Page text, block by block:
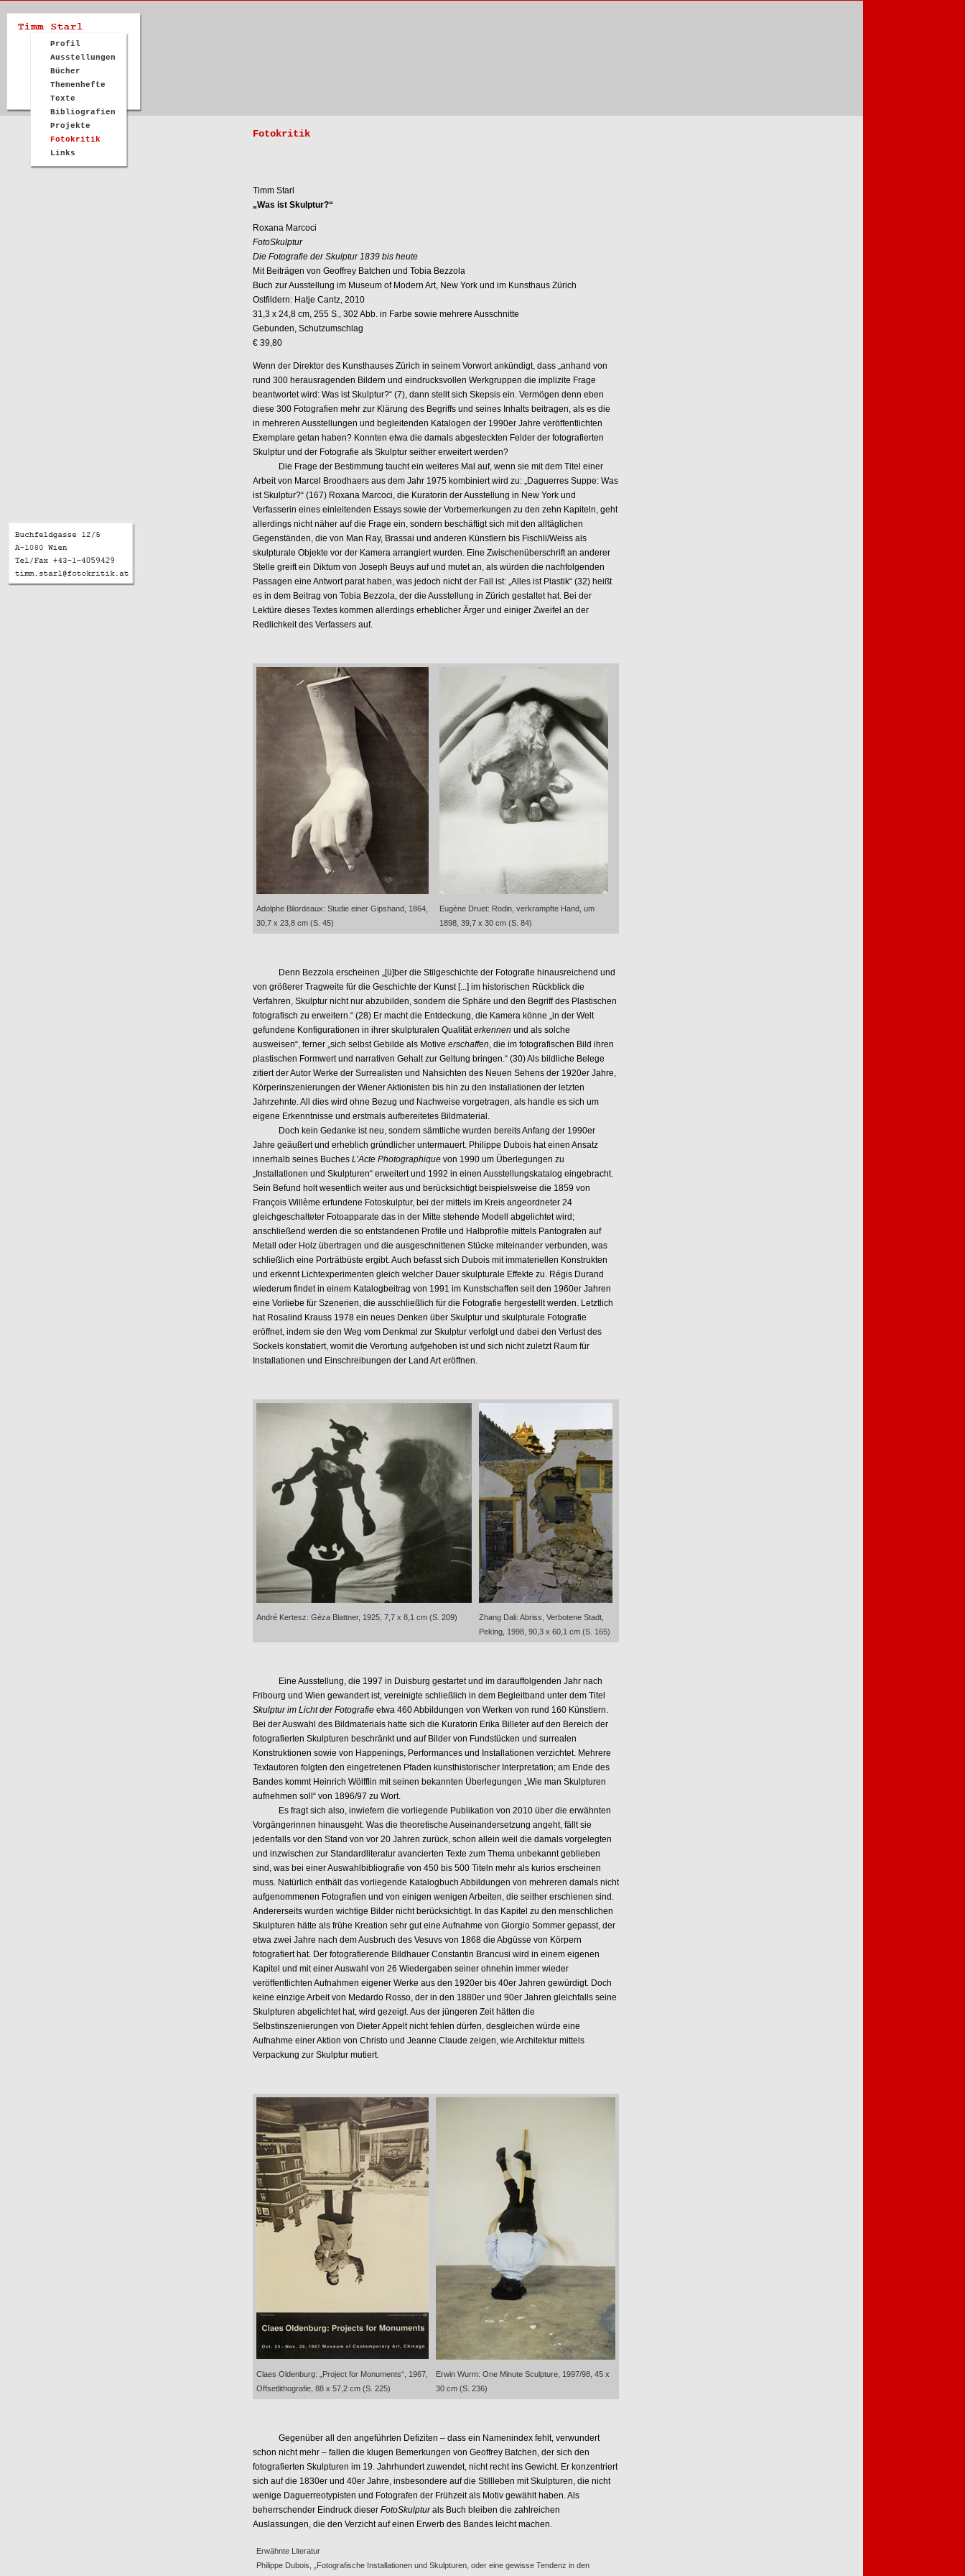
Profil
Ausstellungen
Bücher
Themenhefte
Texte
Bibliografien
Projekte
Fotokritik
Links
Fotokritik
Timm Starl
„Was ist Skulptur?“
Roxana Marcoci
FotoSkulptur
Die Fotografie der Skulptur 1839 bis heute
Mit Beiträgen von Geoffrey Batchen und Tobia Bezzola
Buch zur Ausstellung im Museum of Modern Art, New York und im Kunsthaus Zürich
Ostfildern: Hatje Cantz, 2010
31,3 x 24,8 cm, 255 S., 302 Abb. in Farbe sowie mehrere Ausschnitte
Gebunden, Schutzumschlag
€ 39,80
Wenn der Direktor des Kunsthauses Zürich in seinem Vorwort ankündigt, dass „anhand von
rund 300 herausragenden Bildern und eindrucksvollen Werkgruppen die implizite Frage
beantwortet wird: Was ist Skulptur?“ (7), dann stellt sich Skepsis ein. Vermögen denn eben
diese 300 Fotografien mehr zur Klärung des Begriffs und seines Inhalts beitragen, als es die
in mehreren Ausstellungen und begleitenden Katalogen der 1990er Jahre veröffentlichten
Exemplare getan haben? Konnten etwa die damals abgesteckten Felder der fotografierten
Skulptur und der Fotografie als Skulptur seither erweitert werden?
Die Frage der Bestimmung taucht ein weiteres Mal auf, wenn sie mit dem Titel einer
Arbeit von Marcel Broodhaers aus dem Jahr 1975 kombiniert wird zu: „Daguerres Suppe: Was
ist Skulptur?“ (167) Roxana Marcoci, die Kuratorin der Ausstellung in New York und
Verfasserin eines einleitenden Essays sowie der Vorbemerkungen zu den zehn Kapiteln, geht
allerdings nicht näher auf die Frage ein, sondern beschäftigt sich mit den alltäglichen
Gegenständen, die von Man Ray, Brassai und anderen Künstlern bis Fischli/Weiss als
skulpturale Objekte vor der Kamera arrangiert wurden. Eine Zwischenüberschrift an anderer
Stelle greift ein Diktum von Joseph Beuys auf und mutet an, als würden die nachfolgenden
Passagen eine Antwort parat haben, was jedoch nicht der Fall ist: „Alles ist Plastik“ (32) heißt
es in dem Beitrag von Tobia Bezzola, der die Ausstellung in Zürich gestaltet hat. Bei der
Lektüre dieses Textes kommen allerdings erheblicher Ärger und einiger Zweifel an der
Redlichkeit des Verfassers auf.
Adolphe Bilordeaux: Studie einer Gipshand, 1864,
30,7 x 23,8 cm (S. 45)
Eugène Druet: Rodin, verkrampfte Hand, um
1898, 39,7 x 30 cm (S. 84)
Denn Bezzola erscheinen „[ü]ber die Stilgeschichte der Fotografie hinausreichend und
von größerer Tragweite für die Geschichte der Kunst [...] im historischen Rückblick die
Verfahren, Skulptur nicht nur abzubilden, sondern die Sphäre und den Begriff des Plastischen
fotografisch zu erweitern.“ (28) Er macht die Entdeckung, die Kamera könne „in der Welt
gefundene Konfigurationen in ihrer skulpturalen Qualitäterkennen und als solche
ausweisen“, ferner „sich selbst Gebilde als Motive erschaffen, die im fotografischen Bild ihren
plastischen Formwert und narrativen Gehalt zur Geltung bringen.“ (30) Als bildliche Belege
zitiert der Autor Werke der Surrealisten und Nahsichten des Neuen Sehens der 1920er Jahre,
Körperinszenierungen der Wiener Aktionisten bis hin zu den Installationen der letzten
Jahrzehnte. All dies wird ohne Bezug und Nachweise vorgetragen, als handle es sich um
eigene Erkenntnisse und erstmals aufbereitetes Bildmaterial.
Doch kein Gedanke ist neu, sondern sämtliche wurden bereits Anfang der 1990er
Jahre geäußert und erheblich gründlicher untermauert. Philippe Dubois hat einen Ansatz
innerhalb seines Buches L’Acte Photographique von 1990 um Überlegungen zu
„Installationen und Skulpturen“ erweitert und 1992 in einen Ausstellungskatalog eingebracht.
Sein Befund holt wesentlich weiter aus und berücksichtigt beispielsweise die 1859 von
François Willème erfundene Fotoskulptur, bei der mittels im Kreis angeordneter 24
gleichgeschalteter Fotoapparate das in der Mitte stehende Modell abgelichtet wird;
anschließend werden die so entstandenen Profile und Halbprofile mittels Pantografen auf
Metall oder Holz übertragen und die ausgeschnittenen Stücke miteinander verbunden, was
schließlich eine Porträtbüste ergibt. Auch befasst sich Dubois mit immateriellen Konstrukten
und erkennt Lichtexperimenten gleich welcher Dauer skulpturale Effekte zu. Régis Durand
wiederum findet in einem Katalogbeitrag von 1991 im Kunstschaffen seit den 1960er Jahren
eine Vorliebe für Szenerien, die ausschließlich für die Fotografie hergestellt werden. Letztlich
hat Rosalind Krauss 1978 ein neues Denken über Skulptur und skulpturale Fotografie
eröffnet, indem sie den Weg vom Denkmal zur Skulptur verfolgt und dabei den Verlust des
Sockels konstatiert, womit die Verortung aufgehoben ist und sich nicht zuletzt Raum für
Installationen und Einschreibungen der Land Art eröffnen.
André Kertesz: Géza Blattner, 1925, 7,7 x 8,1 cm (S. 209)
Zhang Dali: Abriss, Verbotene Stadt,
Peking, 1998, 90,3 x 60,1 cm (S. 165)
Eine Ausstellung, die 1997 in Duisburg gestartet und im darauffolgenden Jahr nach
Fribourg und Wien gewandert ist, vereinigte schließlich in dem Begleitband unter dem Titel
Skulptur im Licht der Fotografie etwa 460 Abbildungen von Werken von rund 160 Künstlern.
Bei der Auswahl des Bildmaterials hatte sich die Kuratorin Erika Billeter auf den Bereich der
fotografierten Skulpturen beschränkt und auf Bilder von Fundstücken und surrealen
Konstruktionen sowie von Happenings, Performances und Installationen verzichtet. Mehrere
Textautoren folgten den eingetretenen Pfaden kunsthistorischer Interpretation; am Ende des
Bandes kommt Heinrich Wölfflin mit seinen bekannten Überlegungen „Wie man Skulpturen
aufnehmen soll“ von 1896/97 zu Wort.
Es fragt sich also, inwiefern die vorliegende Publikation von 2010 über die erwähnten
Vorgängerinnen hinausgeht. Was die theoretische Auseinandersetzung angeht, fällt sie
jedenfalls vor den Stand von vor 20 Jahren zurück, schon allein weil die damals vorgelegten
und inzwischen zur Standardliteratur avancierten Texte zum Thema unbekannt geblieben
sind, was bei einer Auswahlbibliografie von 450 bis 500 Titeln mehr als kurios erscheinen
muss. Natürlich enthält das vorliegende Katalogbuch Abbildungen von mehreren damals nicht
aufgenommenen Fotografien und von einigen wenigen Arbeiten, die seither erschienen sind.
Andererseits wurden wichtige Bilder nicht berücksichtigt. In das Kapitel zu den menschlichen
Skulpturen hätte als frühe Kreation sehr gut eine Aufnahme von Giorgio Sommer gepasst, der
etwa zwei Jahre nach dem Ausbruch des Vesuvs von 1868 die Abgüsse von Körpern
fotografiert hat. Der fotografierende Bildhauer Constantin Brancusi wird in einem eigenen
Kapitel und mit einer Auswahl von 26 Wiedergaben seiner ohnehin immer wieder
veröffentlichten Aufnahmen eigener Werke aus den 1920er bis 40er Jahren gewürdigt. Doch
keine einzige Arbeit von Medardo Rosso, der in den 1880er und 90er Jahren gleichfalls seine
Skulpturen abgelichtet hat, wird gezeigt. Aus der jüngeren Zeit hätten die
Selbstinszenierungen von Dieter Appelt nicht fehlen dürfen, desgleichen würde eine
Aufnahme einer Aktion von Christo und Jeanne Claude zeigen, wie Architektur mittels
Verpackung zur Skulptur mutiert.
Claes Oldenburg: „Project for Monuments“, 1967,
Offsetlithografie, 88 x 57,2 cm (S. 225)
Erwin Wurm: One Minute Sculpture, 1997/98, 45 x
30 cm (S. 236)
Gegenüber all den angeführten Defiziten – dass ein Namenindex fehlt, verwundert
schon nicht mehr – fallen die klugen Bemerkungen von Geoffrey Batchen, der sich den
fotografierten Skulpturen im 19. Jahrhundert zuwendet, nicht recht ins Gewicht. Er konzentriert
sich auf die 1830er und 40er Jahre, insbesondere auf die Stillleben mit Skulpturen, die nicht
wenige Daguerreotypisten und Fotografen der Frühzeit als Motiv gewählt haben. Als
beherrschender Eindruck dieser FotoSkulpturals Buch bleiben die zahlreichen
Auslassungen, die den Verzicht auf einen Erwerb des Bandes leicht machen.
Erwähnte Literatur
Philippe Dubois, „Fotografische Installationen und Skulpturen, oder eine gewisse Tendenz in den